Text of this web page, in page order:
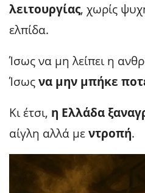
λειτουργίας, χωρίς
ελπίδα.
Ίσως να μη λείπει η
Ίσωςνα μην μπήκε
Κι έτσι, η Ελλάδα
αίγλη αλλά μεντροπή.